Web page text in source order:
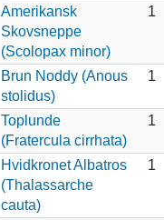
Amerikansk
Skovsneppe
(Scolopax minor)
1
Brun Noddy (Anous
stolidus)
1
Toplunde
(Fratercula cirrhata)
1
Hvidkronet Albatros
(Thalassarche
cauta)
1